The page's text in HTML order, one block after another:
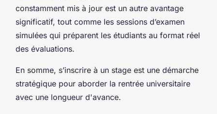
constamment mis à jour est un autre avantage
significatif, tout comme les sessions d’examen
simulées qui préparent les étudiants au format réel
des évaluations.
En somme, s’inscrire à un stage est une démarche
stratégique pour aborder la rentrée universitaire
avec une longueur d'avance.